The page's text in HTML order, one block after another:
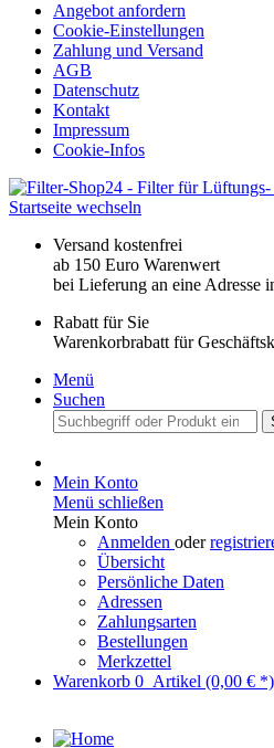
Angebot anfordern
Cookie-Einstellungen
Zahlung und Versand
AGB
Datenschutz
Kontakt
Impressum
Cookie-Infos
Versand kostenfrei
ab 150 Euro Warenwert
bei Lieferung an eine Adresse
Rabatt für Sie
Warenkorbrabatt für
Menü
Suchen
Mein Konto
Menü schließen
Mein Konto
Anmelden oder
Übersicht
Persönliche Daten
Adressen
Zahlungsarten
Bestellungen
Merkzettel
Warenkorb 0 Artikel (0,00 € *)